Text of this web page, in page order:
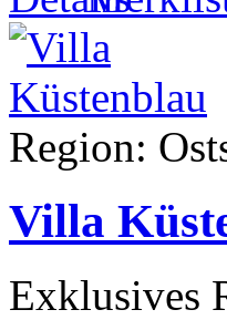
Region:
Villa
Exklusives